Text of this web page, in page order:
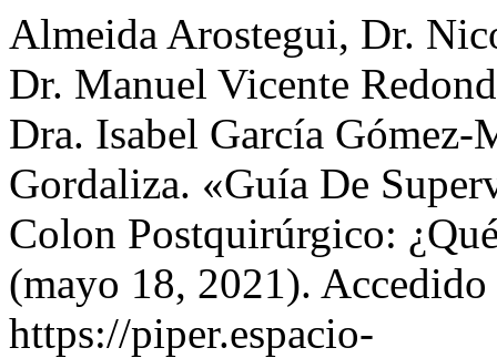
Almeida Arostegui, Dr.
Dr. Manuel Vicente
Dra. Isabel García
Gordaliza. «Guía De
Colon Postquirúrgico:
(mayo 18, 2021).
https://piper.espacio-